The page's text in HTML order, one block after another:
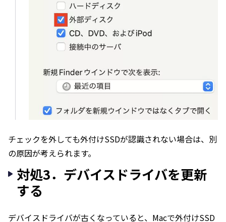
チェックを外しても外付けSSDが認識されない場合は、別
の原因が考えられます。
対処3．デバイスドライバを更新
する
デバイスドライバが古くなっていると、Macで外付けSSD